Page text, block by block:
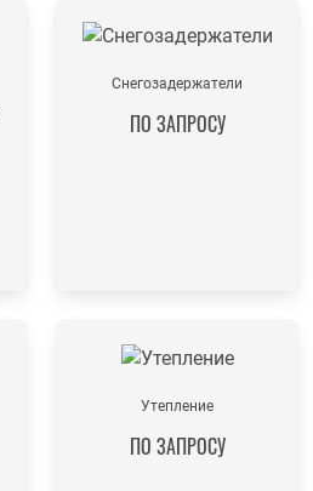
Снегозадержатели
ПО ЗАПРОСУ
Утепление
ПО ЗАПРОСУ